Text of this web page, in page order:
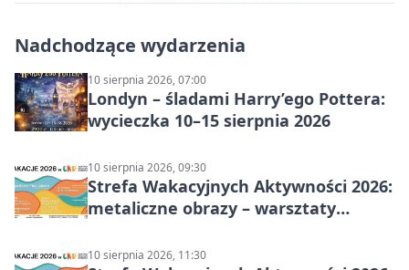
Nadchodzące wydarzenia
10 sierpnia 2026, 07:00
Londyn – śladami Harry’ego Pottera:
wycieczka 10–15 sierpnia 2026
10 sierpnia 2026, 09:30
Strefa Wakacyjnych Aktywności 2026:
metaliczne obrazy – warsztaty
10 sierpnia 2026, 11:30